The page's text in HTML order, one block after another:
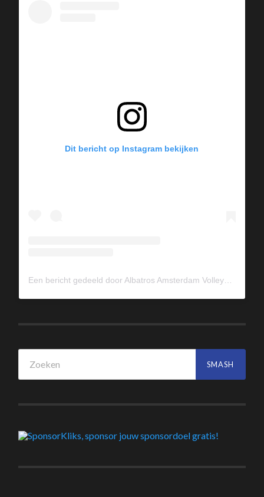
Dit bericht op Instagram bekijken